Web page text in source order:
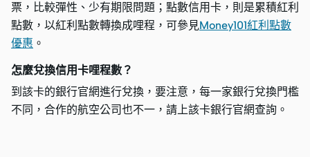
票，比較彈性、少有期限問題；點數信用卡，則是累積紅利
點數，以紅利點數轉換成哩程，可參見Money101紅利點數
優惠 。
怎麼兌換信用卡哩程數？
到該卡的銀行官網進行兌換，要注意，每一家銀行兌換門檻
不同，合作的航空公司也不一，請上該卡銀行官網查詢。